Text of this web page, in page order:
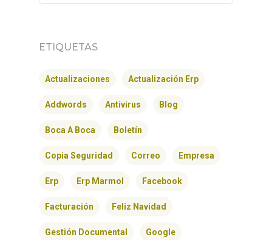
ETIQUETAS
Actualizaciones Actualización Erp
Addwords Antivirus Blog
Boca A Boca Boletín
Copia Seguridad Correo Empresa
Erp Erp Marmol Facebook
Facturación Feliz Navidad
Gestión Documental Google